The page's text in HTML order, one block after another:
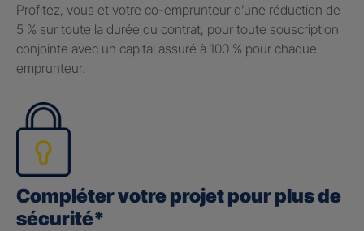
Profitez, vous et votre co-emprunteur d’une réduction de
5 % sur toute la durée du contrat, pour toute souscription
conjointe avec un capital assuré à 100 % pour chaque
emprunteur.
Compléter votre projet pour plus de
sécurité*